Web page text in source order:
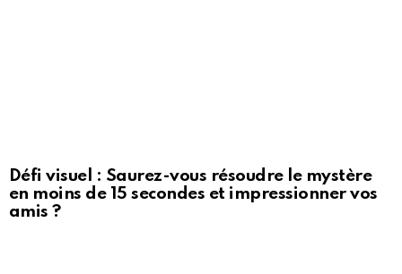
Défi visuel : Saurez-vous résoudre le mystère
en moins de 15 secondes et impressionner vos
amis ?